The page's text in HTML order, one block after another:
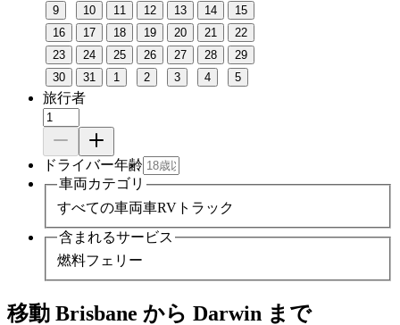
9
10 11 12 13 14
15
16
17 18 19 20 21
22
23
24 25 26 27 28
29
30
31 1 2 3 4 5
旅行者
ドライバー年齢
車両カテゴリ
すべての車両車RV トラック
含まれるサービス
燃料フェリー
移動 Brisbane から Darwin まで